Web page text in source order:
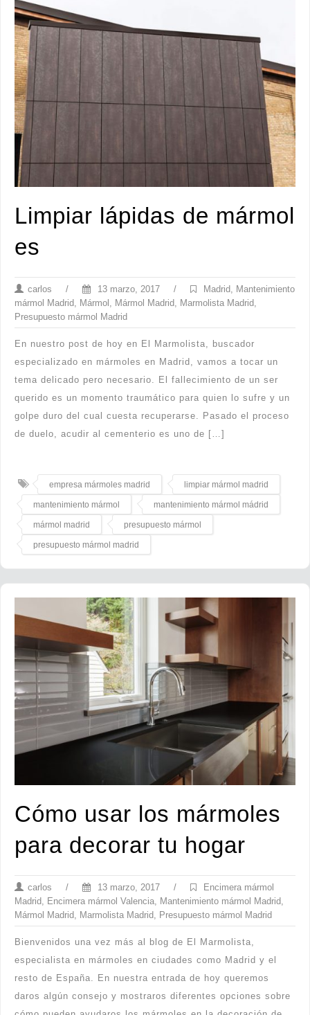
Limpiar lápidas de mármol
es
carlos / 13 marzo, 2017 / Madrid, Mantenimiento
mármol Madrid, Mármol , Mármol Madrid, Marmolista Madrid,
Presupuesto mármol Madrid
En nuestro post de hoy en El Marmolista, buscador
especializado en mármoles en Madrid, vamos a tocar un
tema delicado pero necesario. El fallecimiento de un ser
querido es un momento traumático para quien lo sufre y un
golpe duro del cual cuesta recuperarse. Pasado el proceso
de duelo, acudir al cementerio es uno de […]
empresa mármoles madrid limpiar mármol madrid
mantenimiento mármol mantenimiento mármol mádrid
mármol madrid presupuesto mármol
presupuesto mármol madrid
Cómo usar los mármoles
para decorar tu hogar
carlos / 13 marzo, 2017 /
Encimera mármol
Madrid
Encimera mármol Valencia Mantenimiento mármol Madrid
Mármol Madrid
Marmolista Madrid Presupuesto mármol Madrid
Bienvenidos una vez más al blog de El Marmolista,
especialista en mármoles en ciudades como Madrid y el
resto de España. En nuestra entrada de hoy queremos
daros algún consejo y mostraros diferentes opciones sobre